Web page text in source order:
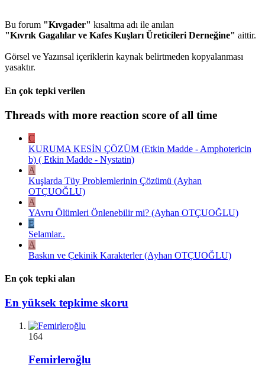
Bu forum "Kıvgader" kısaltma adı ile anılan
"Kıvrık Gagalılar ve Kafes Kuşları Üreticileri Derneğine" aittir.
Görsel ve Yazınsal içeriklerin kaynak belirtmeden kopyalanması
yasaktır.
En çok tepki verilen
Threads with more reaction score of all time
C
KURUMA KESİN ÇÖZÜM (Etkin Madde - Amphotericin
b) ( Etkin Madde - Nystatin)
A
Kuşlarda Tüy Problemlerinin Çözümü (Ayhan
OTÇUOĞLU)
A
YAvru Ölümleri Önlenebilir mi? (Ayhan OTÇUOĞLU)
E
Selamlar..
A
Baskın ve Çekinik Karakterler (Ayhan OTÇUOĞLU)
En çok tepki alan
En yüksek tepkime skoru
164
Femirleroğlu